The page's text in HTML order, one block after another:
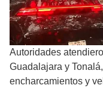
Autoridades
Guadalajara y
encharcamientos y